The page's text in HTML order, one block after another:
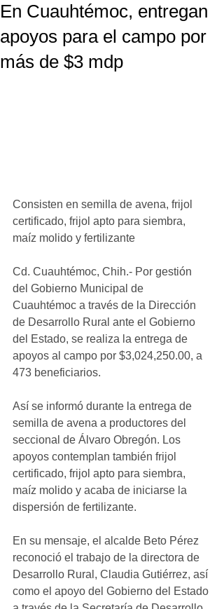
En Cuauhtémoc, entregan
apoyos para el campo por
más de $3 mdp
Consisten en semilla de avena, frijol
certificado, frijol apto para siembra,
maíz molido y fertilizante
Cd. Cuauhtémoc, Chih.- Por gestión
del Gobierno Municipal de
Cuauhtémoc a través de la Dirección
de Desarrollo Rural ante el Gobierno
del Estado, se realiza la entrega de
apoyos al campo por $3,024,250.00, a
473 beneficiarios.
Así se informó durante la entrega de
semilla de avena a productores del
seccional de Álvaro Obregón. Los
apoyos contemplan también frijol
certificado, frijol apto para siembra,
maíz molido y acaba de iniciarse la
dispersión de fertilizante.
En su mensaje, el alcalde Beto Pérez
reconoció el trabajo de la directora de
Desarrollo Rural, Claudia Gutiérrez, así
como el apoyo del Gobierno del Estado